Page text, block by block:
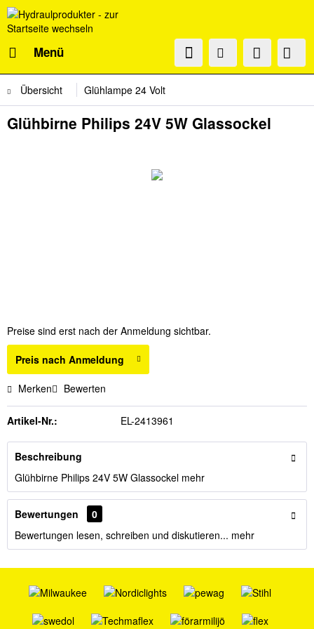
Menü
Übersicht Glühlampe 24 Volt
Glühbirne Philips 24V 5W Glassockel
Preise sind erst nach der Anmeldung sichtbar.
Preis nach Anmeldung
Merken Bewerten
Artikel-Nr.: EL-2413961
Beschreibung
Glühbirne Philips 24V 5W Glassockel mehr
Bewertungen
0
Bewertungen lesen, schreiben und diskutieren... mehr